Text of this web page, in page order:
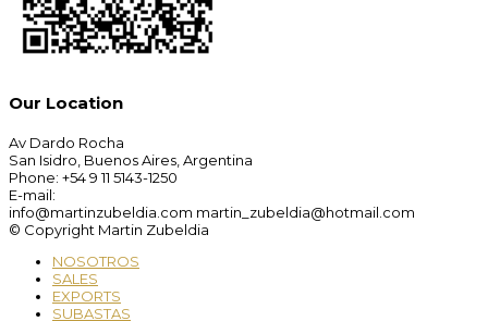
Our Location
Av Dardo Rocha
San Isidro, Buenos Aires, Argentina
Phone: +54 9 11 5143-1250
E-mail:
info@martinzubeldia.com martin_zubeldia@hotmail.com
© Copyright Martin Zubeldia
NOSOTROS
SALES
EXPORTS
SUBASTAS